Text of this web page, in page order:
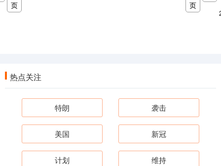
页
页
热点关注
特朗 袭击
美国 新冠
计划 维持